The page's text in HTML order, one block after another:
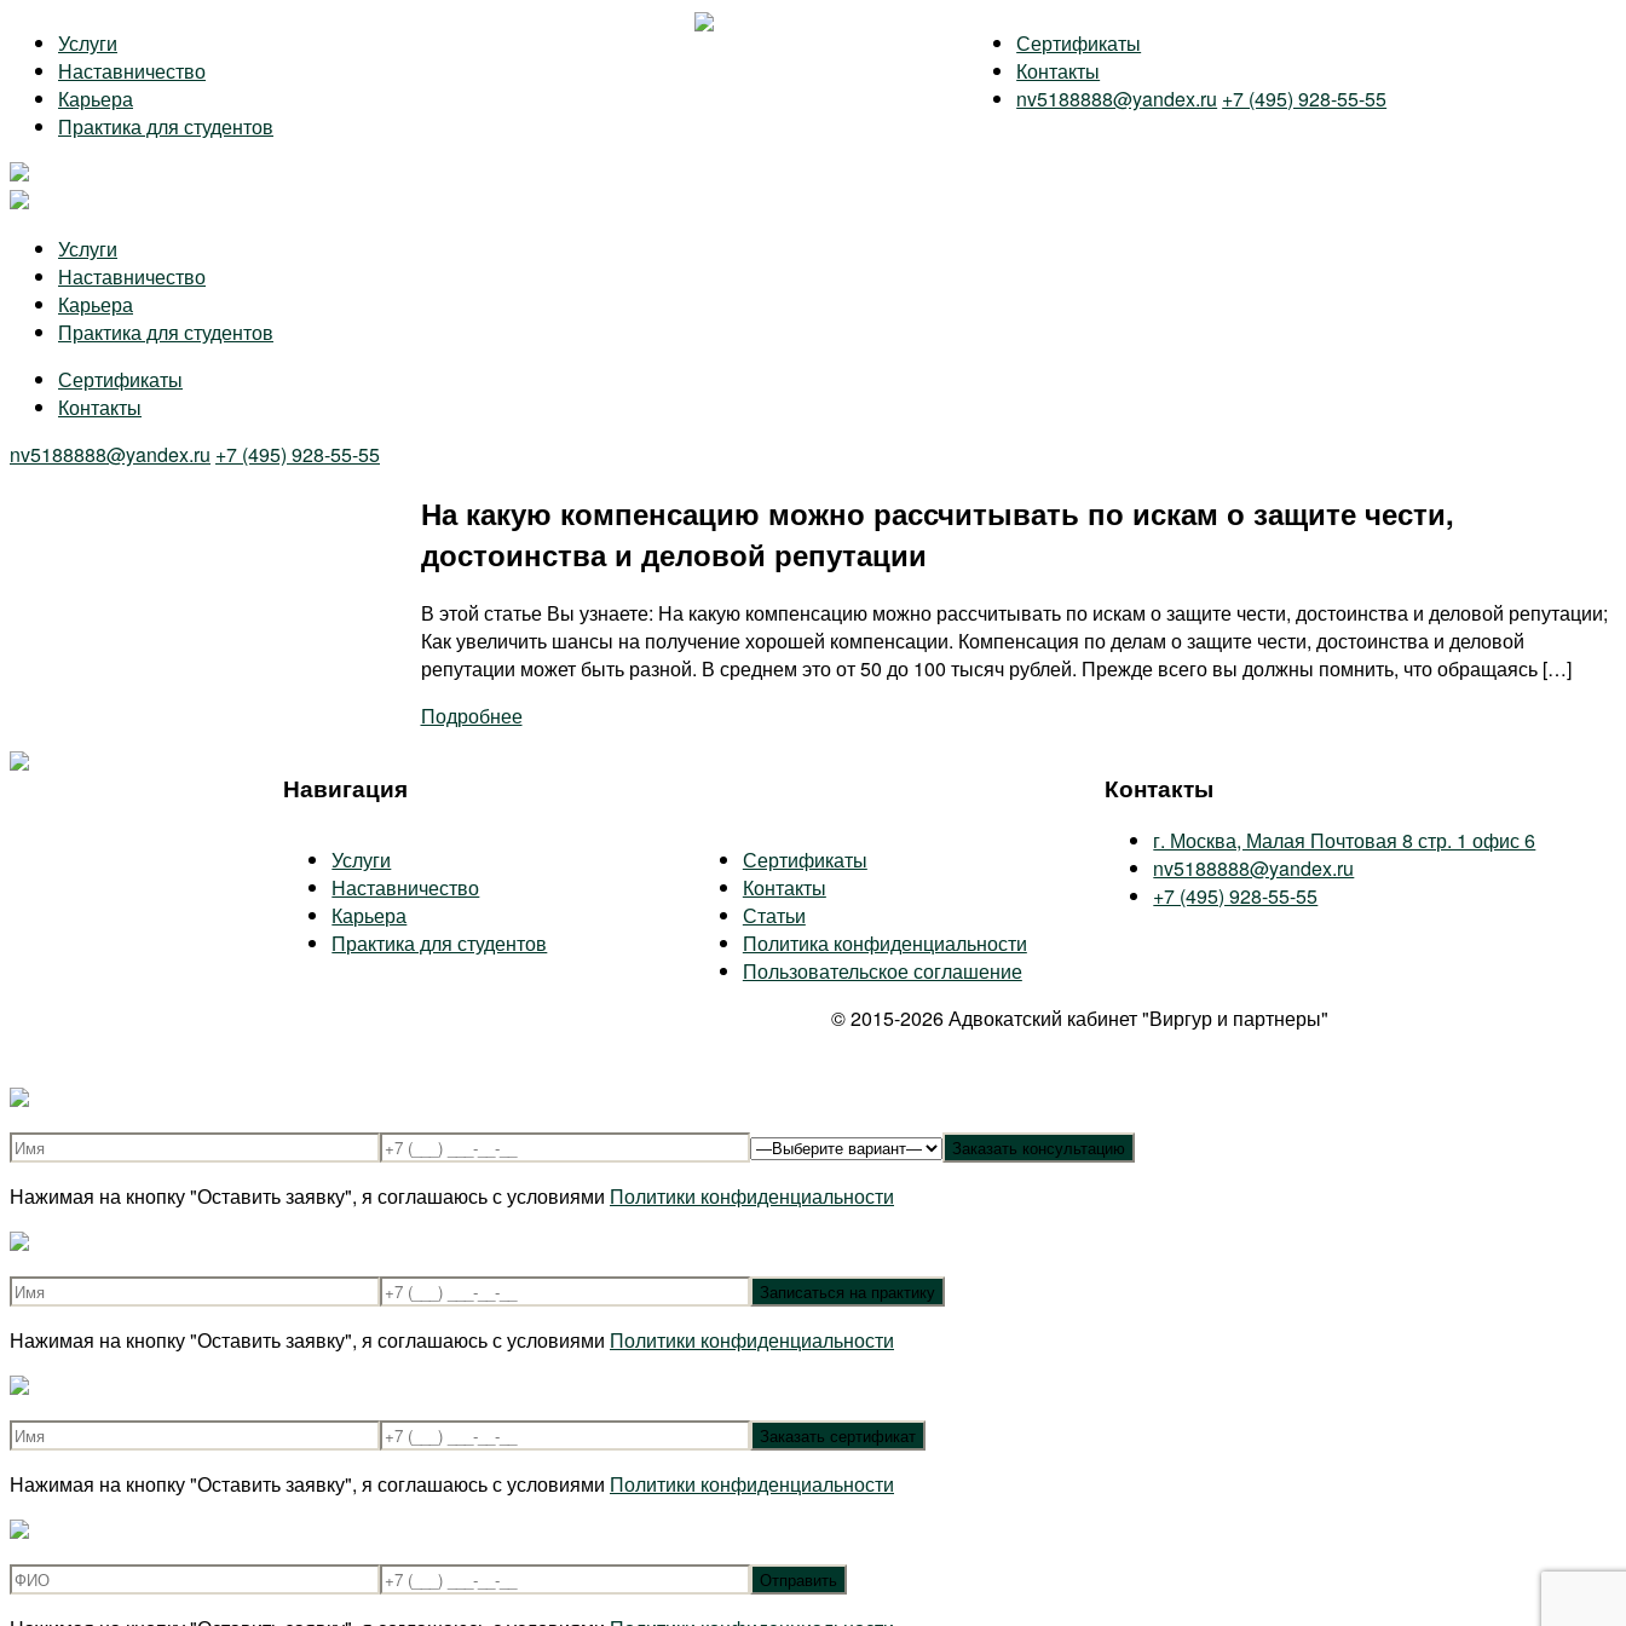
content
Услуги
Наставничество
Карьера
Практика для студентов
Сертификаты
Контакты
nv5188888@yandex.ru +7 (495) 928-55-55
Услуги
Наставничество
Карьера
Практика для студентов
Сертификаты
Контакты
nv5188888@yandex.ru +7 (495) 928-55-55
На какую компенсацию можно рассчитывать по искам о защите чести,
достоинства и деловой репутации
В этой статье Вы узнаете: На какую компенсацию можно рассчитывать по искам о защите чести, достоинства и деловой репутации;
Как увеличить шансы на получение хорошей компенсации. Компенсация по делам о защите чести, достоинства и деловой
репутации может быть разной. В среднем это от 50 до 100 тысяч рублей. Прежде всего вы должны помнить, что обращаясь […]
Подробнее
Навигация
Услуги
Наставничество
Карьера
Практика для студентов
Сертификаты
Контакты
Статьи
Политика конфиденциальности
Пользовательское соглашение
Контакты
г. Москва, Малая Почтовая 8 стр. 1 офис 6
nv5188888@yandex.ru
+7 (495) 928-55-55
© 2015-2026 Адвокатский кабинет "Виргур и партнеры"
Нажимая на кнопку "Оставить заявку", я соглашаюсь с условиями Политики конфиденциальности
Нажимая на кнопку "Оставить заявку", я соглашаюсь с условиями Политики конфиденциальности
Нажимая на кнопку "Оставить заявку", я соглашаюсь с условиями Политики конфиденциальности